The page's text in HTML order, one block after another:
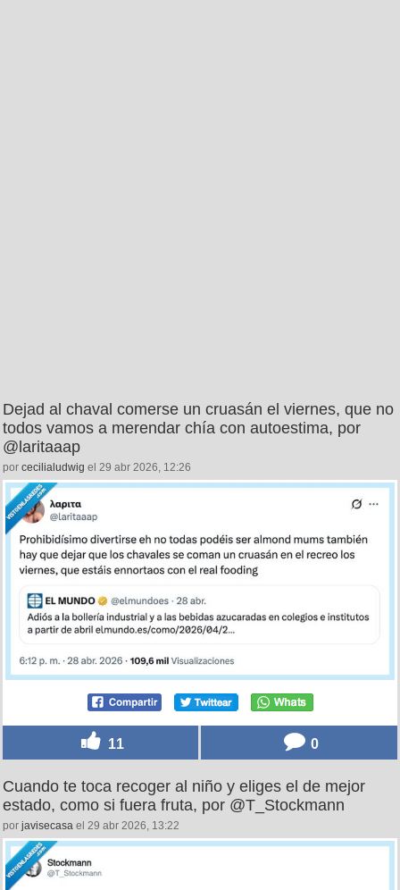
Dejad al chaval comerse un cruasán el viernes, que no
todos vamos a merendar chía con autoestima, por
@laritaaap
por cecilialudwig el 29 abr 2026, 12:26
11 0
Cuando te toca recoger al niño y eliges el de mejor
estado, como si fuera fruta, por @T_Stockmann
por javisecasa el 29 abr 2026, 13:22